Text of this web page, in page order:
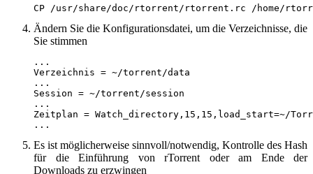
CP /usr/share/doc/rtorrent/rtorrent.rc /home/
Ändern Sie die Konfigurationsdatei, um die Verzeichnisse, die
Sie stimmen
...
Verzeichnis = ~/torrent/data
...
Session = ~/torrent/session
...
Zeitplan = Watch_directory,15,15,load_start=~/
...
Es ist möglicherweise sinnvoll/notwendig, Kontrolle des Hash
für die Einführung von rTorrent oder am Ende der
Downloads zu erzwingen